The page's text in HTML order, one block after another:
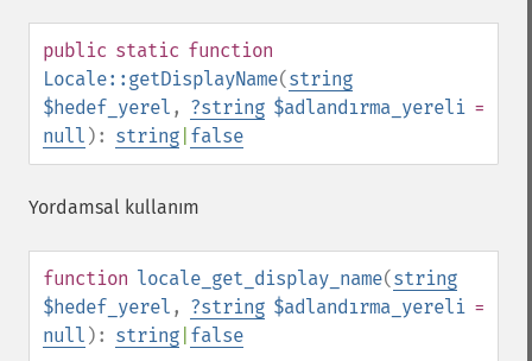
public static function
Locale::getDisplayName(string
$hedef_yerel , ?string $adlandırma_yereli =
null ): string false
Yordamsal kullanım
function locale_get_display_name(string
$hedef_yerel , ?string $adlandırma_yereli =
null ): string false